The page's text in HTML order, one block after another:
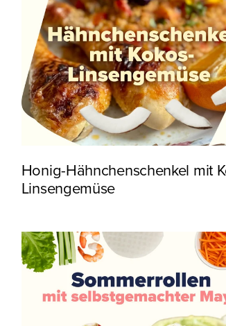
Honig-Hähnchenschenkel mit
Linsengemüse